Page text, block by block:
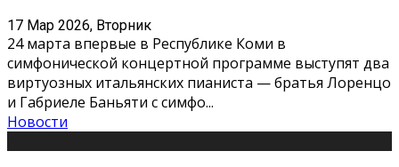
17 Мар 2026, Вторник
24 марта впервые в Республике Коми в
симфонической концертной программе выступят два
виртуозных итальянских пианиста — братья Лоренцо
и Габриеле Баньяти с симфо...
Новости